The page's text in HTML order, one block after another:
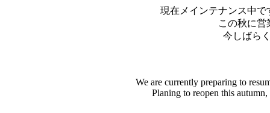
現在メインテナンス中
この秋に営
今しばら
We are currently preparing to
Planing to reopen this